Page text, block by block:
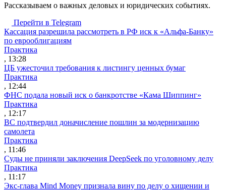
Рассказываем о важных деловых и юридических событиях.
Перейти в Telegram
Кассация разрешила рассмотреть в РФ иск к «Альфа-Банку»
по еврооблигациям
Практика
, 13:28
ЦБ ужесточил требования к листингу ценных бумаг
Практика
, 12:44
ФНС подала новый иск о банкротстве «Кама Шиппинг»
Практика
, 12:17
ВС подтвердил доначисление пошлин за модернизацию
самолета
Практика
, 11:46
Суды не приняли заключения DeepSeek по уголовному делу
Практика
, 11:17
Экс-глава Mind Money признала вину по делу о хищении и